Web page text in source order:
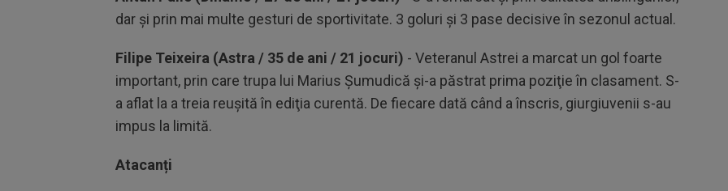
dar şi prin mai multe gesturi de sportivitate. 3 goluri şi 3 pase decisive în sezonul actual.
Filipe Teixeira (Astra / 35 de ani / 21 jocuri) - Veteranul Astrei a marcat un gol foarte
important, prin care trupa lui Marius Şumudică şi-a păstrat prima poziţie în clasament. S-
a aflat la a treia reuşită în ediţia curentă. De fiecare dată când a înscris, giurgiuvenii s-au
impus la limită.
Atacanți